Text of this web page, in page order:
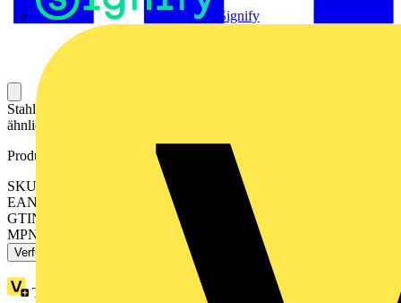
Signify
Stahltragschiene; 35 x 15 mm; 1,5 mm dick; 2 m lang; gelocht;
ähnlich EN 60715; silberfarben
Produktkennzeichen
SKU: 210-197
EAN: 4017332102759
GTIN: 4017332102759
MPN: 210-197
Verfügbar: 3 Händler
Treuepunkte: